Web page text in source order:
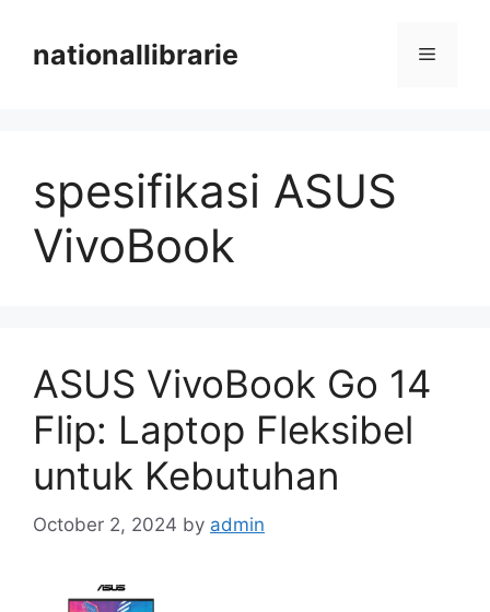
contentnationallibrarie Menu
spesifikasi ASUS
VivoBook
ASUS VivoBook Go 14
Flip: Laptop Fleksibel
untuk Kebutuhan
October 2, 2024 by admin